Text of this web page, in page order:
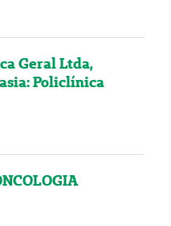
Geral Ltda,
Policlínica